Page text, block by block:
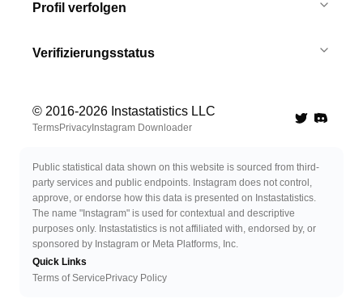
Profil verfolgen
Verifizierungsstatus
© 2016-2026 Instastatistics LLC
TermsPrivacy Instagram Downloader TwitterDiscord
Public statistical data shown on this website is sourced from third-
party services and public endpoints. Instagram does not control,
approve, or endorse how this data is presented on Instastatistics.
The name "Instagram" is used for contextual and descriptive
purposes only. Instastatistics is not affiliated with, endorsed by, or
sponsored by Instagram or Meta Platforms, Inc.
Quick Links
Terms of Service Privacy Policy